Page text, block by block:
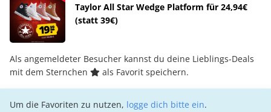
Taylor All Star Wedge Platform für 24,94€
(statt 39€)
Als angemeldeter Besucher kannst du deine Lieblings-Deals
mit dem Sternchen
als Favorit speichern.
Um die Favoriten zu nutzen, logge dich bitte ein.